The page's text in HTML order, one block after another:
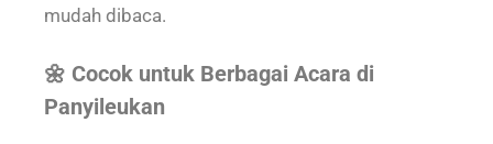
mudah dibaca.
🌼 Cocok untuk Berbagai Acara di
Panyileukan